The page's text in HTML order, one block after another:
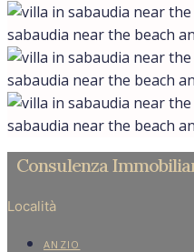
sabaudia near the beach
sabaudia near the beach
sabaudia near the beach
Consulenza
Località
ANZIO